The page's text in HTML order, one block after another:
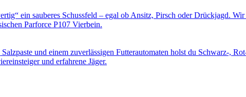
ein sauberes Schussfeld – egal ob Ansitz, Pirsch oder Drückjagd.
Parforce P107 Vierbein.
und einem zuverlässigen Futterautomaten holst du Schwarz-,
und erfahrene Jäger.